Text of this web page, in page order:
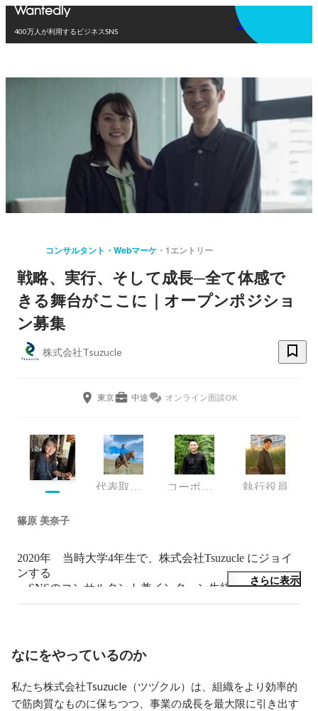
400万人が利用するビジネスSNS
アプリを使う
コンサルタント・Webマーケ 1エントリー
戦略、実行、そして成長─全て体感で
きる舞台がここに｜オープンポジショ
ン募集
株式会社Tsuzucle
東京 中途 オンライン面談OK
代表取締役 コーポレート・スタッフ 執行役員
篠原 美奈子
2020年　当時大学4年生で、株式会社Tsuzucle にジョイ
ンする
→SNSのコンサルタント兼インターン生統括として関わ
っていた
2022年　株式会社Tsuzucle 正社員として入社
→ECのコンサルについての知見を深めていきながら、
→採用・広報PRとしての業務も兼務するようになる
さらに表示
なにをやっているのか
私たち株式会社Tsuzucle（ツヅクル）は、組織をより効率的
で筋肉質なものに保ちつつ、事業の成長を最大限に引き出す